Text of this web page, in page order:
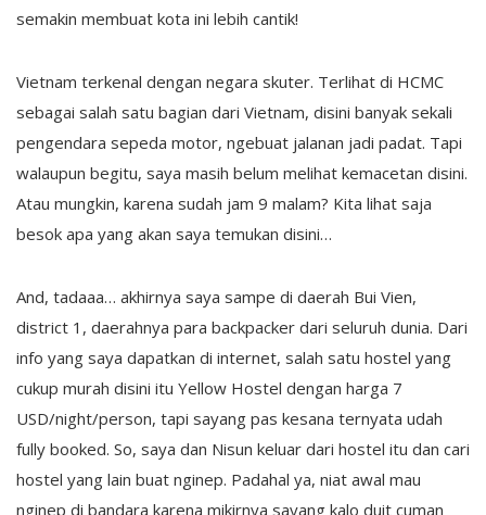
semakin membuat kota ini lebih cantik!
Vietnam terkenal dengan negara skuter. Terlihat di HCMC
sebagai salah satu bagian dari Vietnam, disini banyak sekali
pengendara sepeda motor, ngebuat jalanan jadi padat. Tapi
walaupun begitu, saya masih belum melihat kemacetan disini.
Atau mungkin, karena sudah jam 9 malam? Kita lihat saja
besok apa yang akan saya temukan disini…
And, tadaaa… akhirnya saya sampe di daerah Bui Vien,
district 1, daerahnya para backpacker dari seluruh dunia. Dari
info yang saya dapatkan di internet, salah satu hostel yang
cukup murah disini itu Yellow Hostel dengan harga 7
USD/night/person, tapi sayang pas kesana ternyata udah
fully booked. So, saya dan Nisun keluar dari hostel itu dan cari
hostel yang lain buat nginep. Padahal ya, niat awal mau
nginep di bandara karena mikirnya sayang kalo duit cuman